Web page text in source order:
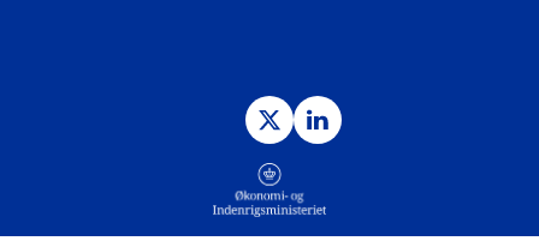
TwitterLinkedIn